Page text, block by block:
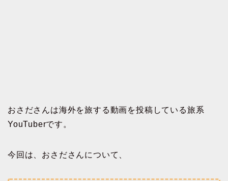
おさださんは海外を旅する動画を投稿している旅系
YouTuberです。
今回は、おさださんについて、